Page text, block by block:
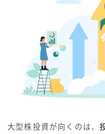
大型株投資が向くのは、